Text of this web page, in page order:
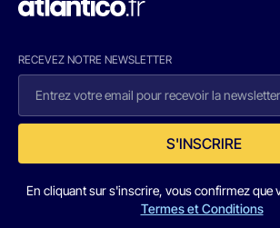
RECEVEZ NOTRE NEWSLETTER
S'INSCRIRE
En cliquant sur s'inscrire, vous confirmez que
Termes et Conditions